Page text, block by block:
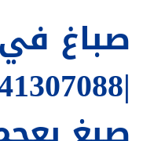
صباغ